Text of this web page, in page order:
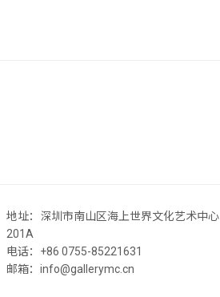
地址：深圳市南山区海上世界文化艺术中心
201A
电话：+86 0755-85221631
邮箱：info@gallerymc.cn